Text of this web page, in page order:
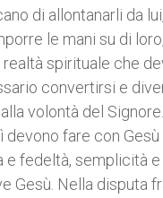
di allontanarli da
le mani su di
spirituale che
convertirsi e
volontà del
devono fare con
fedeltà, semplicità
Gesù. Nella disputa